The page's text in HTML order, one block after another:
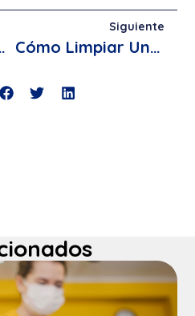
Jornada De Convivencia
Siguiente
Cómo Limpiar Una Silla De Oficina: La Guía Definitiva